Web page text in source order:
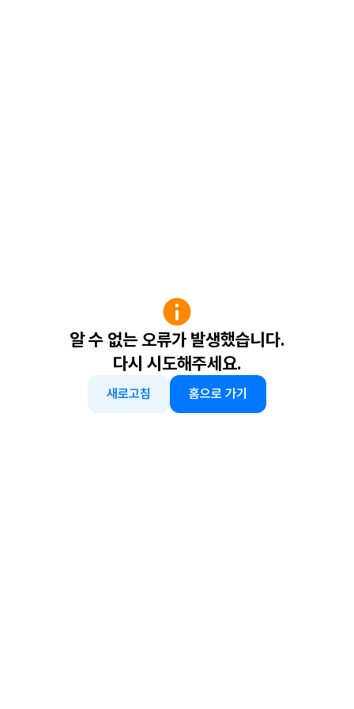
알 수 없는 오류가 발생했습니다.
다시 시도해주세요.
새로고침 홈으로 가기